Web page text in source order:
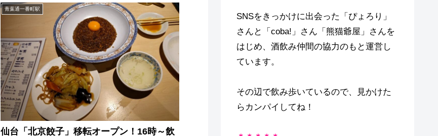
青葉通一番町駅
仙台「北京餃子」移転オープン！16時～飲
SNSをきっかけに出会った「ぴょろり」
さんと「coba!」さん「熊猫爺屋」さんを
はじめ、酒飲み仲間の協力のもと運営し
ています。
その辺で飲み歩いているので、見かけた
らカンパイしてね！